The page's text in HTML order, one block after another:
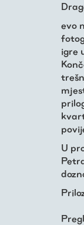
evo
igre
U